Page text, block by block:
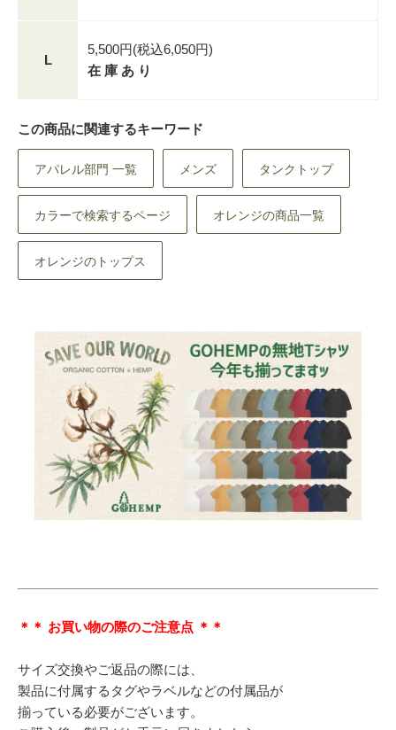
L
5,500円(税込6,050円)
在 庫 あ り
この商品に関連するキーワード
アパレル部門 一覧 メンズ タンクトップ
カラーで検索するページ オレンジの商品一覧
オレンジのトップス
＊＊ お買い物の際のご注意点 ＊＊
サイズ交換やご返品の際には、
製品に付属するタグやラベルなどの付属品が
揃っている必要がございます。